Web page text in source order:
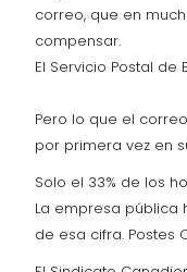
correo, que en
compensar.
El Servicio Postal
Pero lo que el
por primera vez en
Solo el 33% de los
La empresa pública
de esa cifra. Postes